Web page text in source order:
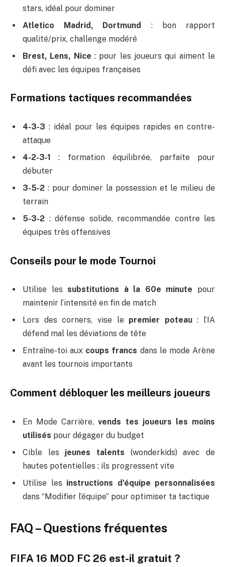
stars, idéal pour dominer
Atletico Madrid, Dortmund
: bon rapport
qualité/prix, challenge modéré
Brest, Lens, Nice : pour les joueurs qui aiment le
défi avec les équipes françaises
Formations tactiques recommandées
4-3-3 : idéal pour les équipes rapides en contre-
attaque
4-2-3-1 : formation équilibrée, parfaite pour
débuter
3-5-2 : pour dominer la possession et le milieu de
terrain
5-3-2 : défense solide, recommandée contre les
équipes très offensives
Conseils pour le mode Tournoi
Utilise lessubstitutions à la 60e minute pour
maintenir l’intensité en fin de match
Lors des corners, vise le premier poteau: l’IA
défend mal les déviations de tête
Entraîne-toi aux coups francs dans le mode Arène
avant les tournois importants
Comment débloquer les meilleurs joueurs
En Mode Carrière,vends tes joueurs les moins
utilisés pour dégager du budget
Cible les jeunes talents (wonderkids) avec de
hautes potentielles : ils progressent vite
Utilise les instructions d’équipe personnalisées
dans “Modifier l’équipe” pour optimiser ta tactique
FAQ – Questions fréquentes
FIFA 16 MOD FC 26 est-il gratuit ?